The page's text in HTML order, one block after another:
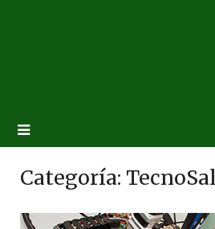
Categoría: